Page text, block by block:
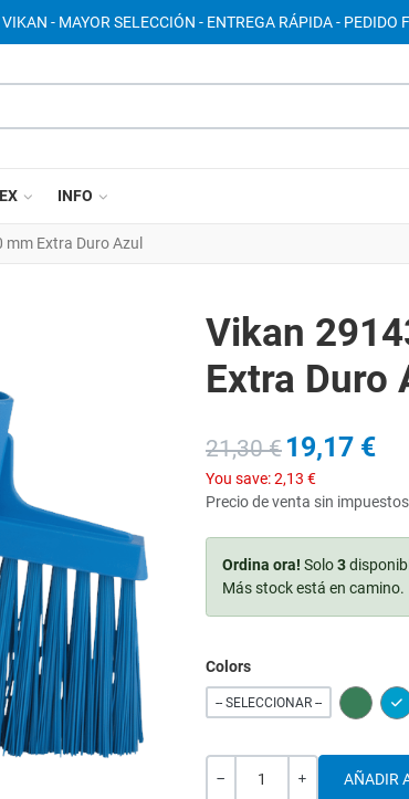
- MAYOR SELECCIÓN - ENTREGA RÁPIDA -
INFO
Extra Duro Azul
Vikan
Extra Duro
21,30 € 19,17 €
You save:2,13 €
Precio de venta sin impuestos
Ordina ora! Solo3
Más stock está en camino.
Colors
-- SELECCIONAR -- GREEN
Cantidad